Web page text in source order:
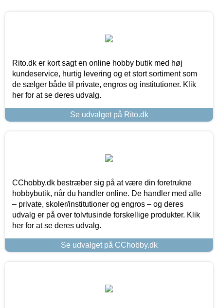
Rito.dk er kort sagt en online hobby butik med høj
kundeservice, hurtig levering og et stort sortiment som
de sælger både til private, engros og institutioner. Klik
her for at se deres udvalg.
Se udvalget på Rito.dk
CChobby.dk bestræber sig på at være din foretrukne
hobbybutik, når du handler online. De handler med alle
– private, skoler/institutioner og engros – og deres
udvalg er på over tolvtusinde forskellige produkter. Klik
her for at se deres udvalg.
Se udvalget på CChobby.dk